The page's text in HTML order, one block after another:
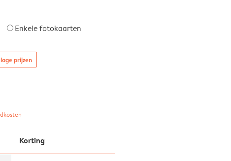
Enkele fotokaarten
prijzen
Korting